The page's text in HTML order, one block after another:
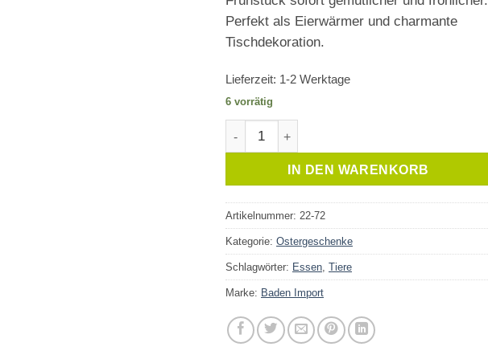
Perfekt als Eierwärmer und charmante
Tischdekoration.
Lieferzeit: 1-2 Werktage
6 vorrätig
Eierwärmer Eule gestreift Menge
IN DEN WARENKORB
Artikelnummer: 22-72
Kategorie: Ostergeschenke
Schlagwörter: Essen, Tiere
Marke: Baden Import